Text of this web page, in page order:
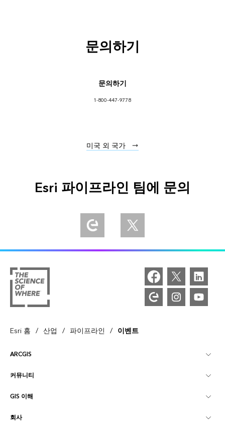
문의하기
문의하기
1-800-447-9778
미국 외 국가
Esri 파이프라인 팀에 문의
Explore our Esri Community
Follow us on Twitter
Esri 홈 / 산업 / 파이프라인 / 이벤트
ARCGIS
ArcGIS Overview
매핑
커뮤니티
Esri 커뮤니티
ArcGIS Blog
GIS 이해
GIS란?
회사